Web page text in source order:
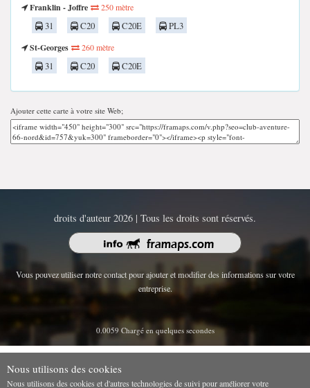
Franklin - Joffre
250 mètre
31 C20 C20E
PL3
St-Georges
260 mètre
31 C20 C20E
Ajouter cette carte à votre site Web;
droits d'auteur 2026 | Tous les droits sont réservés.
Vous pouvez utiliser notre contact pour ajouter et modifier des informations sur votre
entreprise.
0.0059 Chargé en quelques secondes
Nous utilisons des cookies
Nous utilisons des cookies et d'autres technologies de suivi pour améliorer votre